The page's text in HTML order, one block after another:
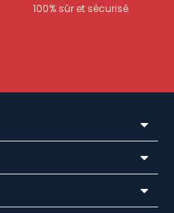
100% sûr et sécurisé